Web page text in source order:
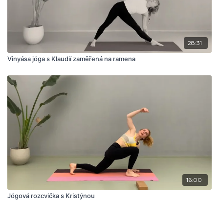
28:31
Vinyása jóga s Klaudií zaměřená na ramena
16:00
Jógová rozcvička s Kristýnou